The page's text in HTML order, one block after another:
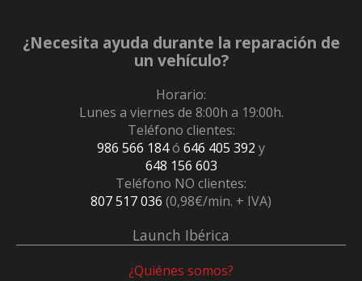
¿Necesita ayuda durante la reparación de
un vehículo?
Horario:
Lunes a viernes de 8:00h a 19:00h.
Teléfono clientes:
986 566 184ó 646 405 392 y
648 156 603
Teléfono NO clientes:
807 517 036 (0,98€/min. + IVA)
Launch Ibérica
¿Quiénes somos?